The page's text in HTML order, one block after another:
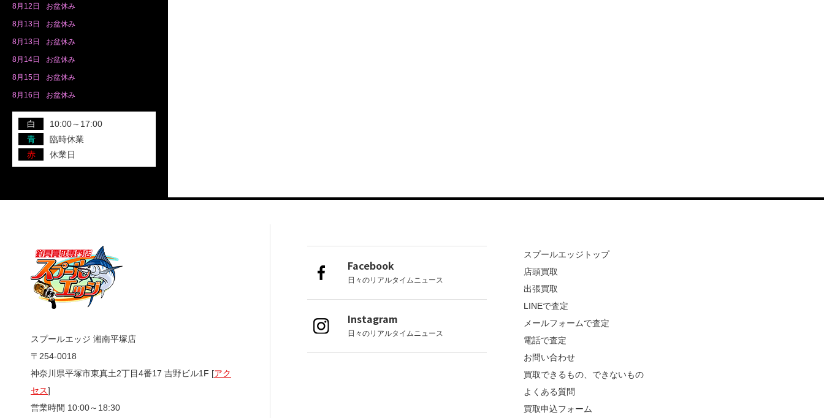
8月 12日 お盆休み
8月 13日 お盆休み
8月 13日 お盆休み
8月 14日 お盆休み
8月 15日 お盆休み
8月 16日 お盆休み
白
10:00～17:00
青
臨時休業
赤
休業日
スプールエッジ 湘南平塚店
〒254-0018
神奈川県平塚市東真土2丁目4番17 吉野ビル1F [アク
セス]
営業時間 10:00～18:30
Facebook
日々のリアルタイムニュース
Instagram
日々のリアルタイムニュース
スプールエッジトップ
店頭買取
出張買取
LINEで査定
メールフォームで査定
電話で査定
お問い合わせ
買取できるもの、できないもの
よくある質問
買取申込フォーム